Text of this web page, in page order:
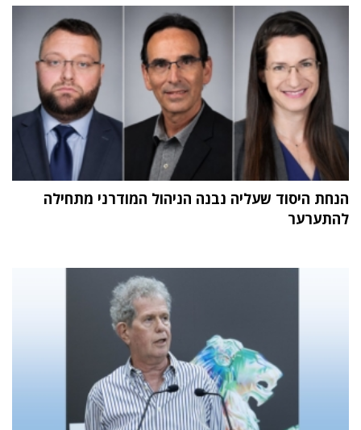
הנחת היסוד שעליה נבנה הניהול המודרני מתחילה
להתערער